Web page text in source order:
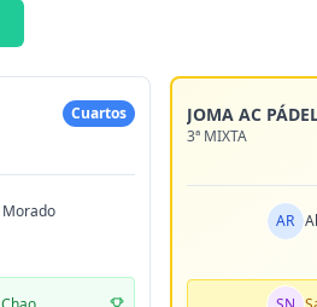
Cuartos JOMA AC
3ª MIXTA
AR